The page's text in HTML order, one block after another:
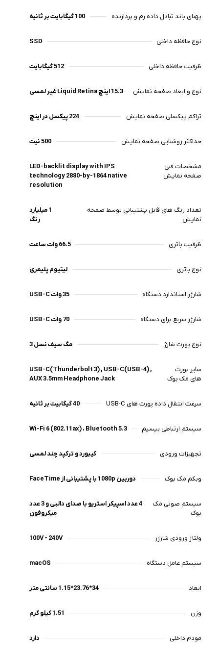
پهنای باند تبادل داده رم و پردازنده 100 گیگابایت بر ثانیه
نوع حافظه داخلی SSD
ظرفیت حافظه داخلی 512 گیگابایت
نوع و ابعاد صفحه نمایش 15.3 اینچ Liquid Retina غیر لمسی
تراکم پیکسلی صفحه نمایش 224 پیکسل در اینچ
حداکثر روشنایی صفحه نمایش 500 نیت
مشخصات فنی
صفحه نمایش
LED-backlit display with IPS
technology 2880-by-1864 native
resolution
تعداد رنگ های قابل پشتیبانی توسط صفحه
نمایش
1 میلیارد
رنگ
ظرفیت باتری 66.5 وات ساعت
نوع باتری لیتیوم پلیمری
شارژر استاندارد دستگاه 35 وات USB-C
شارژر سریع برای دستگاه 70 وات USB-C
نوع پورت شارژ مگ سیف نسل 3
سایر پورت
های مک بوک
USB-C(Thunderbolt 3) , USB-C(USB-4) ,
AUX 3.5mm Headphone Jack
سرعت انتقال داده پورت های USB-C 40 گیگابیت بر ثانیه
سیستم ارتباطی بیسیم Wi-Fi 6 (802.11ax) ، Bluetooth 5.3
تجهیزات ورودی کیبورد و ترکپد چند لمسی
وبکم مک بوک دوربین 1080p با پشتیبانی از FaceTime
سیستم صوتی مک
بوک
4 عدد اسپیکر استریو با صدای دالبی و 3 عدد
میکروفون
ولتاژ ورودی شارژر 100V - 240V
سیستم عامل دستگاه macOS
ابعاد 34*23.76*1.15 سانتی متر
وزن 1.51 کیلو گرم
مودم داخلی دارد